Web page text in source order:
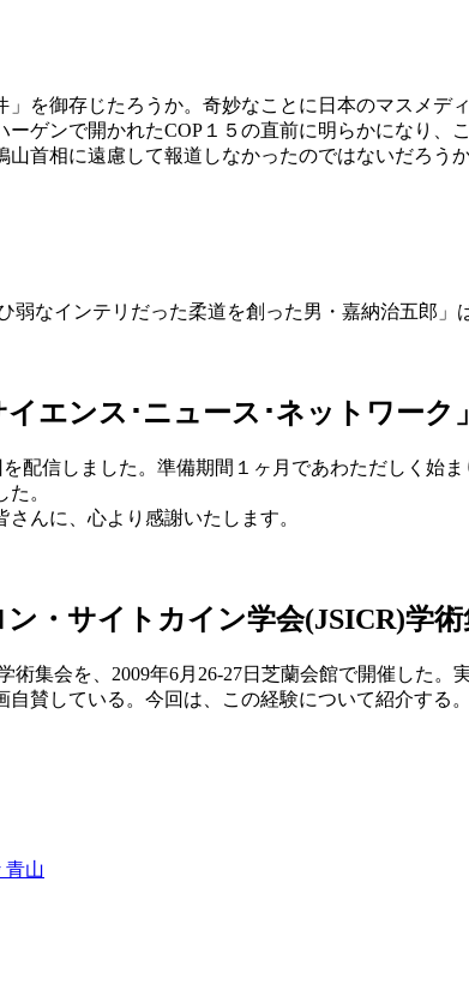
を御存じたろうか。奇妙なことに日本のマスメデ
ゲンで開かれたCOP１５の直前に明らかになり
首相に遠慮して報道しなかったのではないだろうか
なインテリだった柔道を創った男・嘉納治五郎」
エンス･ニュース･ネットワーク
を配信しました。準備期間１ヶ月であわただしく始
。
んに、心より感謝いたします。
・サイトカイン学会(JSICR)学
術集会を、2009年6月26-27日芝蘭会館で開催した
賛している。今回は、この経験について紹介する。
青山